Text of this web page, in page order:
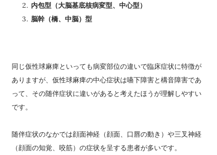
内包型（大脳基底核病変型、中心型）
脳幹（橋、中脳）型
同じ仮性球麻痺といっても病変部位の違いで臨床症状に特徴が
ありますが、仮性球麻痺の中心症状は嚥下障害と構音障害であ
って、その随伴症状に違いがあると考えたほうが理解しやすい
です。
随伴症状のなかでは顔面神経（顔面、口唇の動き）や三叉神経
（顔面の知覚、咬筋）の症状を呈する患者が多いです。